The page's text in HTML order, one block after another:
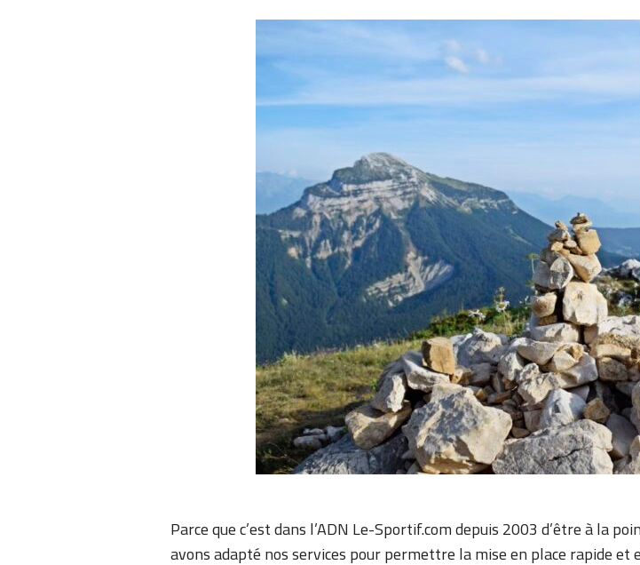
Parce que c’est dans l’ADN Le-Sportif.com depuis 2003 d’être à la
avons adapté nos services pour permettre la mise en place rapide et